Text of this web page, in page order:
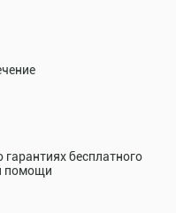
бесплатного
помощи